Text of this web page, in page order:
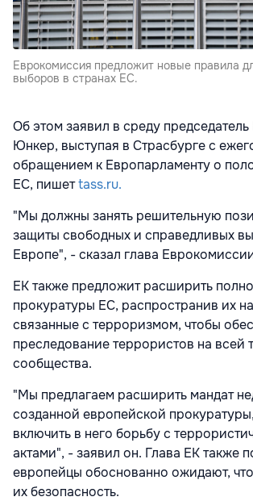
Еврокомиссия предложит новые правила
выборов в странах ЕС.
Об этом заявил в среду
Юнкер, выступая в Страсбурге с
обращением к Европарламенту о
ЕС, пишетtass.ru.
"Мы должны занять решительную
защиты свободных и справедливых
Европе", - сказал глава
ЕК также предложит расширить
прокуратуры ЕС, распространив их
связанные с терроризмом, чтобы
преследование террористов на всей
сообщества.
"Мы предлагаем расширить мандат
созданной европейской
включить в него борьбу с
актами", - заявил он. Глава ЕК также
европейцы обоснованно ожидают,
их безопасность.